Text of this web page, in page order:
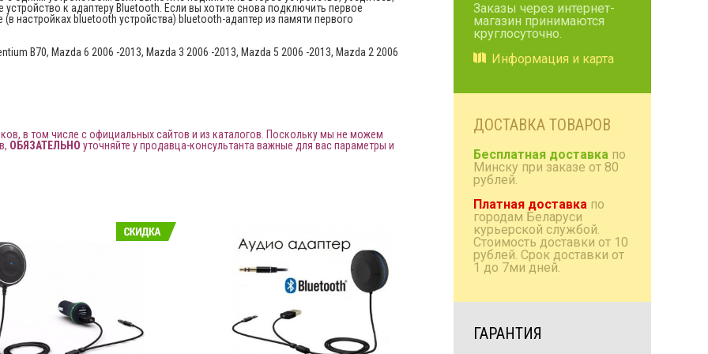
к адаптеру Bluetooth. Если вы хотите снова подключить первое
настройках bluetooth устройства) bluetooth-адаптер из памяти первого
B70, Mazda 6 2006 -2013, Mazda 3 2006 -2013, Mazda 5 2006 -2013, Mazda 2 2006
в том числе с официальных сайтов и из каталогов. Поскольку мы не можем
ОБЯЗАТЕЛЬНО уточняйте у продавца-консультанта важные для вас параметры и
Коробки/проставки/
полки
Антенны радио и TV
Домашняя акустика
Аксессуары
Заказы через интернет-
магазин принимаются
круглосуточно.
Информация и карта
ДОСТАВКА ТОВАРОВ
Бесплатная доставка по
Минску при заказе от 80
рублей.
Платная доставка по
городам Беларуси
курьерской службой.
Стоимость доставки от 10
рублей. Срок доставки от
1 до 7ми дней.
ГАРАНТИЯ